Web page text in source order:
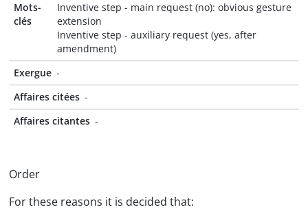
Mots-
clés
Inventive step - main request (no): obvious gesture
extension
Inventive step - auxiliary request (yes, after
amendment)
Exergue -
Affaires citées -
Affaires citantes -
Order
For these reasons it is decided that: